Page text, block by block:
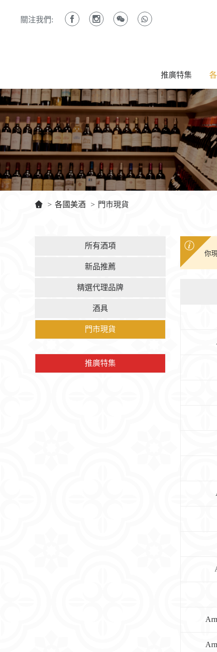
關注我們:
推廣特集
> 各國美酒 > 門市現貨
所有酒項
新品推薦
精選代理品牌
酒具
門市現貨
推廣特集
你